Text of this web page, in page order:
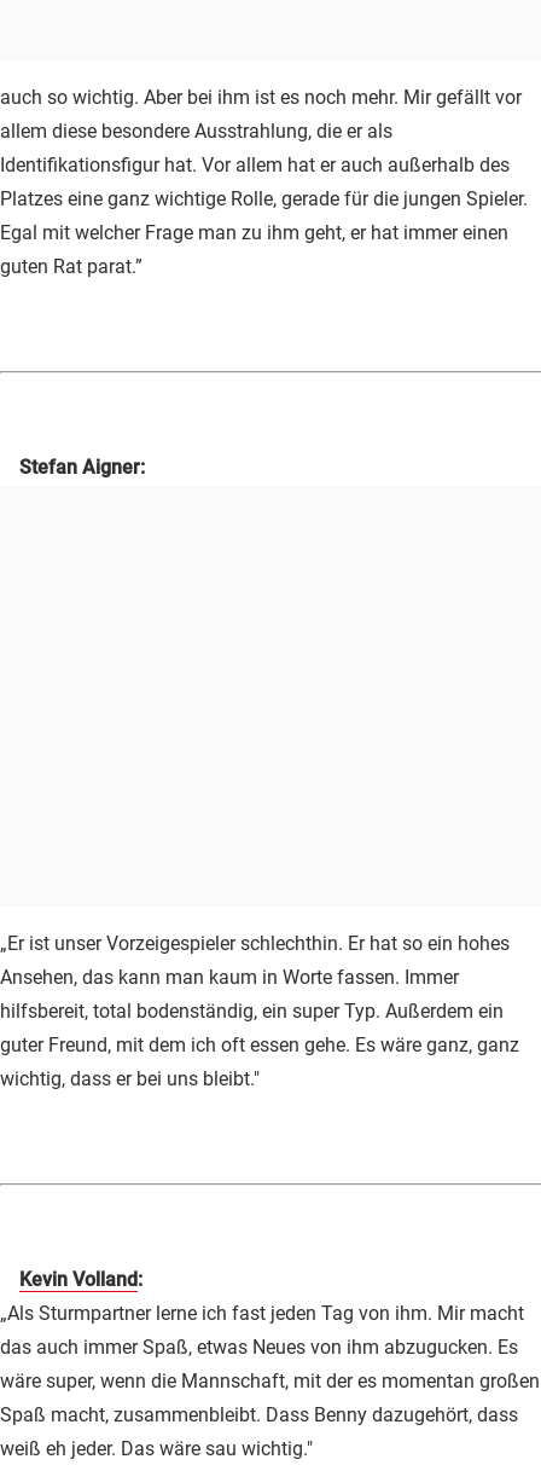
auch so wichtig. Aber bei ihm ist es noch mehr. Mir gefällt vor
allem diese besondere Ausstrahlung, die er als
Identifikationsfigur hat. Vor allem hat er auch außerhalb des
Platzes eine ganz wichtige Rolle, gerade für die jungen Spieler.
Egal mit welcher Frage man zu ihm geht, er hat immer einen
guten Rat parat.”
Stefan Aigner:
„Er ist unser Vorzeigespieler schlechthin. Er hat so ein hohes
Ansehen, das kann man kaum in Worte fassen. Immer
hilfsbereit, total bodenständig, ein super Typ. Außerdem ein
guter Freund, mit dem ich oft essen gehe. Es wäre ganz, ganz
wichtig, dass er bei uns bleibt."
Kevin Volland:
„Als Sturmpartner lerne ich fast jeden Tag von ihm. Mir macht
das auch immer Spaß, etwas Neues von ihm abzugucken. Es
wäre super, wenn die Mannschaft, mit der es momentan großen
Spaß macht, zusammenbleibt. Dass Benny dazugehört, dass
weiß eh jeder. Das wäre sau wichtig."